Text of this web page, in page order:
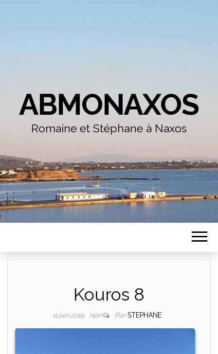
ABMONAXOS
Romaine et Stéphane à Naxos
Kouros 8
11 juin 2019 Non ParSTEPHANE